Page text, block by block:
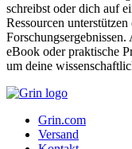
schreibst oder dich auf
Ressourcen
eBook oder praktische
um deine
Grin.com
Versand